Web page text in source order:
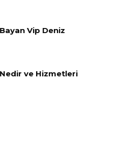
Vip Deniz
ve Hizmetleri